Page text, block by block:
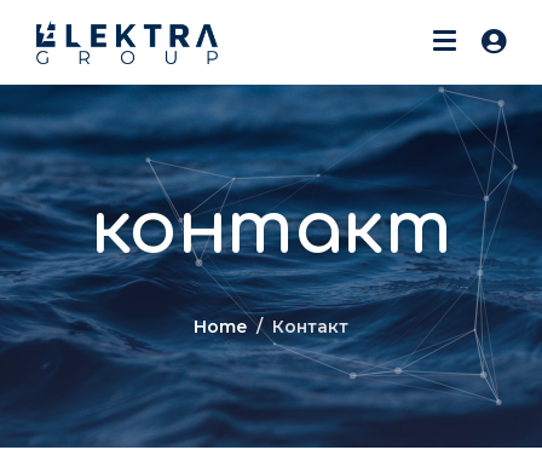
контакт
Home Контакт